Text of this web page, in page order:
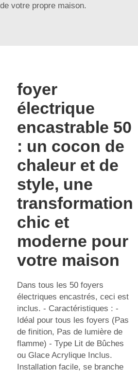
votre propre maison.
foyer
électrique
encastrable 50
: un cocon de
chaleur et de
style, une
transformation
chic et
moderne pour
votre maison
Dans tous les 50 foyers
électriques encastrés, ceci est
inclus. - Caractéristiques : -
Idéal pour tous les foyers (Pas
de finition, Pas de lumière de
flamme) - Type Lit de Bûches
ou Glace Acrylique Inclus.
Installation facile, se branche